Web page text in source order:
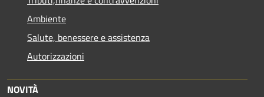
Ambiente
Salute, benessere e assistenza
Autorizzazioni
NOVITÀ